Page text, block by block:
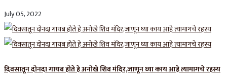
July 05, 2022
दिवसातून दोनदा गायब होते हे अनोखे शिव मंदिर,जाणून घ्या काय आहे त्यामागचे रहस्य